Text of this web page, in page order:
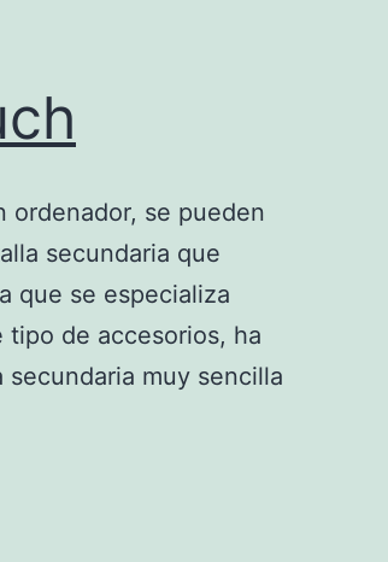
ordenador, se pueden
secundaria que
que se especializa
de accesorios, ha
muy sencilla